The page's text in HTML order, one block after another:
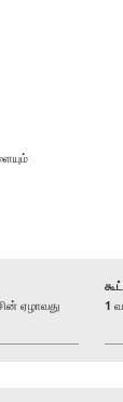
ஏழாவது
1